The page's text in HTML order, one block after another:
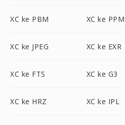
XC ke PBM XC ke PPM
XC ke JPEG XC ke EXR
XC ke FTS XC ke G3
XC ke HRZ XC ke IPL